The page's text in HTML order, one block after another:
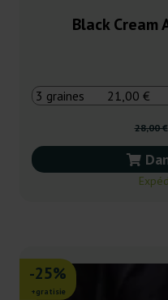
Black Cream
28,00 €
-25%
+gratisie